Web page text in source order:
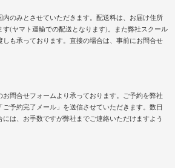
内のみとさせていただきます。配送料は、お届け住所
す(ヤマト運輸での配送となります)。また弊社スクール
も承っております。直接の場合は、事前にお問合せ
お問合せフォームより承っております。ご予約を弊社
予約完了メール」を送信させていただきます。数日
は、お手数ですが弊社までご連絡いただけますよう